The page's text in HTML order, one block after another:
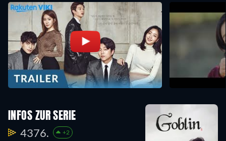
INFOS ZUR SERIE
4376. +2